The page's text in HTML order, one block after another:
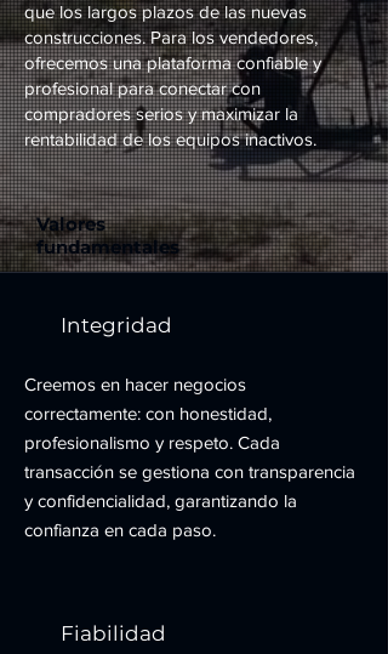
que los largos plazos de las nuevas
construcciones. Para los vendedores,
ofrecemos una plataforma confiable y
profesional para conectar con
compradores serios y maximizar la
rentabilidad de los equipos inactivos.
Valores
fundamentales
Integridad
Creemos en hacer negocios
correctamente: con honestidad,
profesionalismo y respeto. Cada
transacción se gestiona con transparencia
y confidencialidad, garantizando la
confianza en cada paso.
Fiabilidad